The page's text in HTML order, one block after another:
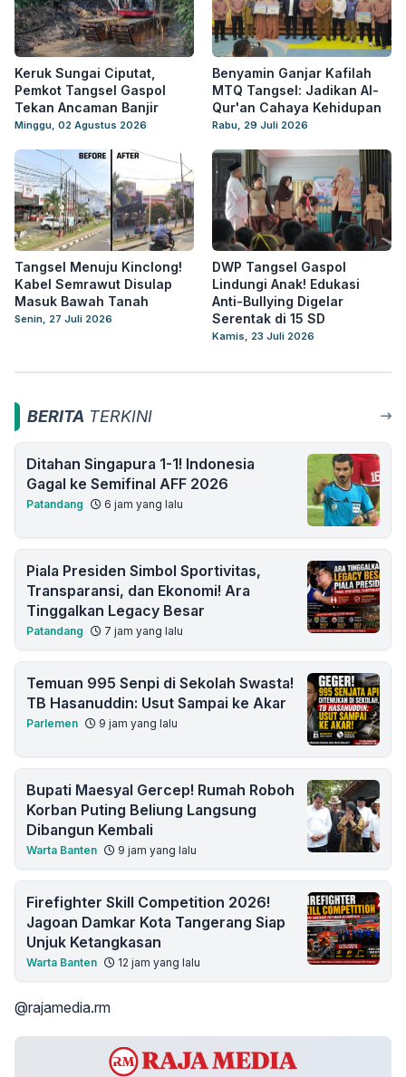
Keruk Sungai Ciputat,
Pemkot Tangsel Gaspol
Tekan Ancaman Banjir
Minggu, 02 Agustus 2026
Benyamin Ganjar Kafilah
MTQ Tangsel: Jadikan Al-
Qur'an Cahaya Kehidupan
Rabu, 29 Juli 2026
Tangsel Menuju Kinclong!
Kabel Semrawut Disulap
Masuk Bawah Tanah
Senin, 27 Juli 2026
DWP Tangsel Gaspol
Lindungi Anak! Edukasi
Anti-Bullying Digelar
Serentak di 15 SD
Kamis, 23 Juli 2026
BERITA TERKINI
Ditahan Singapura 1-1! Indonesia
Gagal ke Semifinal AFF 2026
Patandang 6 jam yang lalu
Piala Presiden Simbol Sportivitas,
Transparansi, dan Ekonomi! Ara
Tinggalkan Legacy Besar
Patandang 7 jam yang lalu
Temuan 995 Senpi di Sekolah Swasta!
TB Hasanuddin: Usut Sampai ke Akar
Parlemen 9 jam yang lalu
Bupati Maesyal Gercep! Rumah Roboh
Korban Puting Beliung Langsung
Dibangun Kembali
Warta Banten 9 jam yang lalu
Firefighter Skill Competition 2026!
Jagoan Damkar Kota Tangerang Siap
Unjuk Ketangkasan
Warta Banten 12 jam yang lalu
@rajamedia.rm